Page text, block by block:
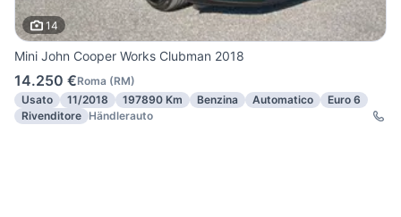
14
Mini John Cooper Works Clubman 2018
14.250 €Roma (RM)
Usato
11/2018 197890 Km Benzina Automatico
Euro 6
Rivenditore Händlerauto